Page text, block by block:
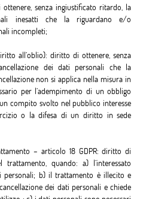
senza ingiustificato ritardo, la
inesatti che la riguardano e/o
incompleti;
all’oblio): diritto di ottenere, senza
dei dati personali che la
non si applica nella misura in
per l’adempimento di un obbligo
compito svolto nel pubblico interesse
o la difesa di un diritto in sede
– articolo 18 GDPR: diritto di
quando: a) l’interessato
personali; b) il trattamento è illecito e
dei dati personali e chiede